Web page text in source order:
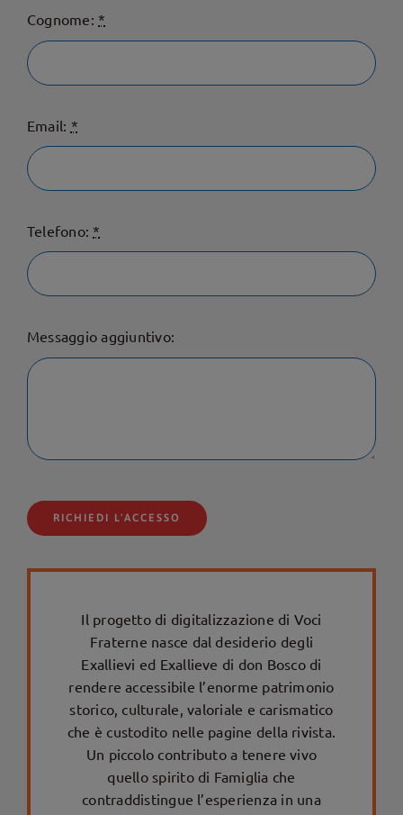
Cognome: *
Email: *
Telefono: *
Messaggio aggiuntivo:
RICHIEDI L'ACCESSO
Il progetto di digitalizzazione di Voci
Fraterne nasce dal desiderio degli
Exallievi ed Exallieve di don Bosco di
rendere accessibile l’enorme patrimonio
storico, culturale, valoriale e carismatico
che è custodito nelle pagine della rivista.
Un piccolo contributo a tenere vivo
quello spirito di Famiglia che
contraddistingue l’esperienza in una